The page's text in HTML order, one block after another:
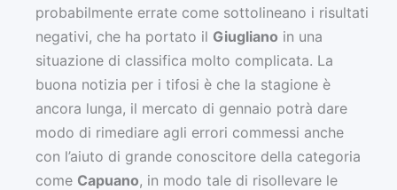
probabilmente errate come sottolineano i risultati
negativi, che ha portato il Giugliano in una
situazione di classifica molto complicata. La
buona notizia per i tifosi è che la stagione è
ancora lunga, il mercato di gennaio potrà dare
modo di rimediare agli errori commessi anche
con l’aiuto di grande conoscitore della categoria
come Capuano, in modo tale di risollevare le